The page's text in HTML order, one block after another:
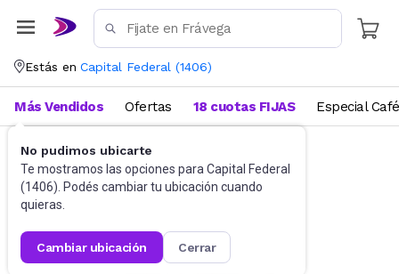
Estás en Capital Federal (1406)
No pudimos ubicarte
Te mostramos las opciones para Capital Federal
(1406). Podés cambiar tu ubicación cuando
quieras.
cambiar ubicación cerrar
Más Vendidos Ofertas 18 cuotas FIJAS Especial Café
Decoración Alfombras y felpudos